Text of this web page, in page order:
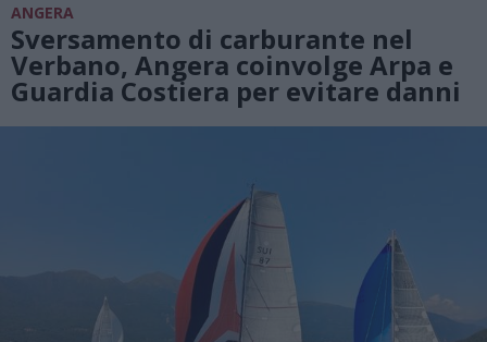
ANGERA
Sversamento di carburante nel
Verbano, Angera coinvolge Arpa e
Guardia Costiera per evitare danni